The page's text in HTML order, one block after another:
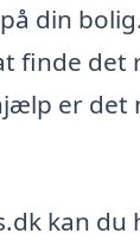
din
finde det
er det
kan du